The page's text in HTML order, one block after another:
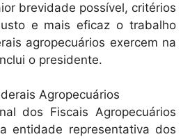
brevidade possível, critérios
e mais eficaz o trabalho
agropecuários exercem na
o presidente.
Agropecuários
dos Fiscais Agropecuários
entidade representativa dos